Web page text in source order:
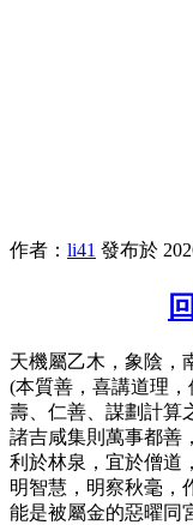
作者： li41 發布於
天機屬乙木，象陰，
(本質善，喜講道理
壽、仁善、謀劃計算
諸吉咸集則萬事都善
利於林泉，宜於僧道
明智慧，明察秋毫，
能是被屬金的惡曜同